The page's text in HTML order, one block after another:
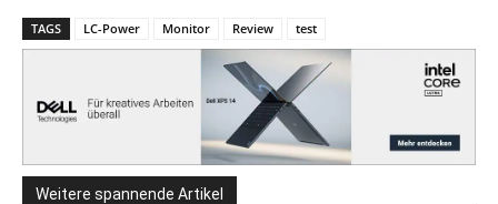
TAGS LC-Power Monitor Review test
Weitere spannende Artikel